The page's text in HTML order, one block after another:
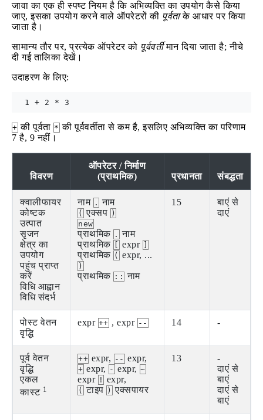
जावा का एक ही स्पष्ट नियम है कि अभिव्यक्ति का उपयोग कैसे किया
जाए, इसका उपयोग करने वाले ऑपरेटरों की पूर्वताके आधार पर किया
जाता है।
सामान्य तौर पर, प्रत्येक ऑपरेटर को पूर्ववर्तीमान दिया जाता है; नीचे
दी गई तालिका देखें।
उदाहरण के लिए:
+ की पूर्वता * की पूर्ववर्तीता से कम है, इसलिए अभिव्यक्ति का परिणाम
7 है, 9 नहीं।
विवरण
ऑपरेटर / निर्माण
(प्राथमिक)
प्रधानता संबद्धता
क्वालीफायर
कोष्टक
उत्पात
सृजन
क्षेत्र का
उपयोग
पहुंच प्राप्त
करें
विधि आह्वान
विधि संदर्भ
नाम . नाम
( एक्सप )
new
प्राथमिक . नाम
प्राथमिक
expr
प्राथमिक ( expr, ...
)
प्राथमिक :: नाम
15
बाएं से
दाएं
पोस्ट वेतन
वृद्धि
expr ++ , expr -- 14 -
पूर्व वेतन
वृद्धि
एकल
कास्ट 1
++ expr, -- expr,
+ expr, - expr, ~
expr ! expr,
( टाइप ) एक्सपायर
13
-
दाएं से
बाएं
दाएं से
बाएं